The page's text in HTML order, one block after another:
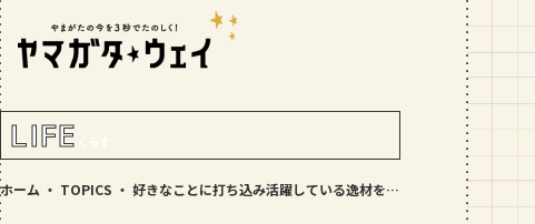
RANKING!
地元民が選ぶ山形県ラーメン人気店
LIFE くらす
ホーム ・ TOPICS ・ 好きなことに打ち込み活躍している逸材をご紹介します。